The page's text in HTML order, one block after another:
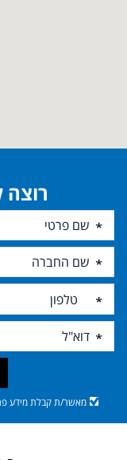
רוצה
מאשר/ת קבלת מידע